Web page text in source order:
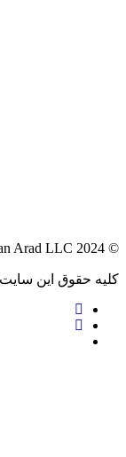
© Pish Andishan Arad LLC 2024
کليه حقوق اين سايت